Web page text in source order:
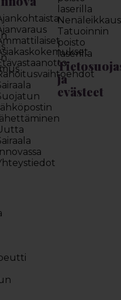
Innovassa
laserilla
Nenäleikkaus
Tatuoinnin
poisto
laserilla
ja
evästeet